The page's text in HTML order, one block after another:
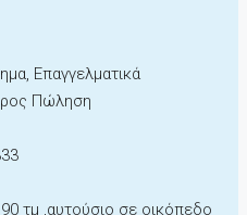
Επαγγελματικά
Πώληση
τμ ,αυτούσιο σε οικόπεδο